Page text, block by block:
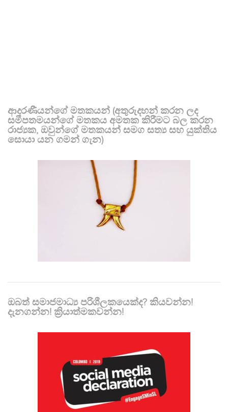
ආදරණීයන්ගේ මතකයන් (අතුරුදහන් කරන ලද
සමීපතමයන්ගේ මතකය අමතක කිරීමට බල කරන
රාජ්‍යක, ඔවුන්ගේ මතකයන් සමග සත්‍ය සහ යුක්තිය
සොයා යන ගමන් ගැන)
ඔබත් සමාජමාධ්‍ය පරිශීලකයෙක්ද? කියවන්න!
දැනගන්න! ක්‍රියාත්මකවන්න!